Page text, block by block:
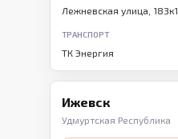
Лежневская улица, 183к1
ТРАНСПОРТ
ТК Энергия
Ижевск
Удмуртская Республика